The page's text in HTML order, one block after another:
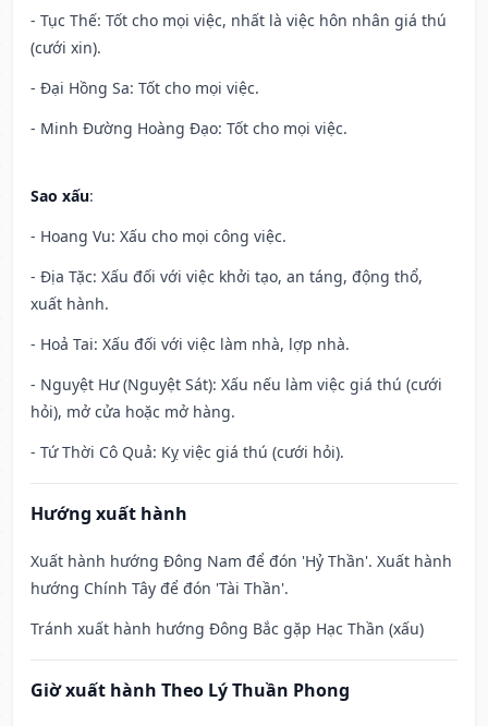
- Tục Thế: Tốt cho mọi việc, nhất là việc hôn nhân giá thú
(cưới xin).
- Đại Hồng Sa: Tốt cho mọi việc.
- Minh Đường Hoàng Đạo: Tốt cho mọi việc.
Sao xấu:
- Hoang Vu: Xấu cho mọi công việc.
- Địa Tặc: Xấu đối với việc khởi tạo, an táng, động thổ,
xuất hành.
- Hoả Tai: Xấu đối với việc làm nhà, lợp nhà.
- Nguyệt Hư (Nguyệt Sát): Xấu nếu làm việc giá thú (cưới
hỏi), mở cửa hoặc mở hàng.
- Tứ Thời Cô Quả: Kỵ việc giá thú (cưới hỏi).
Hướng xuất hành
Xuất hành hướng Đông Nam để đón 'Hỷ Thần'. Xuất hành
hướng Chính Tây để đón 'Tài Thần'.
Tránh xuất hành hướng Đông Bắc gặp Hạc Thần (xấu)
Giờ xuất hành Theo Lý Thuần Phong